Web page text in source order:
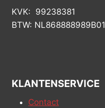
KVK: 99238381
BTW: NL868888989B01
KLANTENSERVICE
Contact